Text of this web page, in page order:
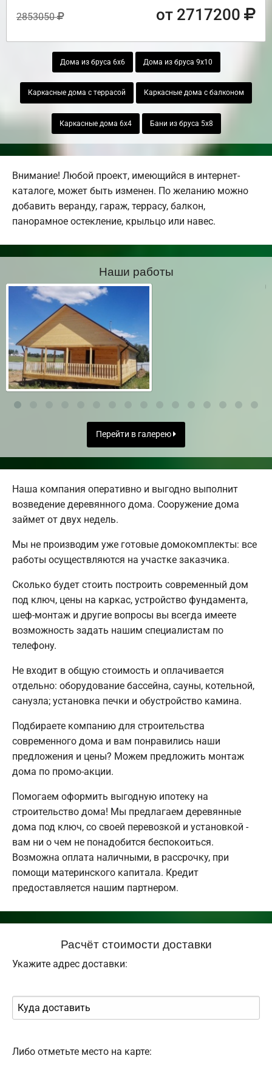
2853050 от 2717200
Дома из бруса 6х6 Дома из бруса 9х10
Каркасные дома с террасой Каркасные дома с балконом
Каркасные дома 6х4 Бани из бруса 5х8
Внимание! Любой проект, имеющийся в интернет-
каталоге, может быть изменен. По желанию можно
добавить веранду, гараж, террасу, балкон,
панорамное остекление, крыльцо или навес.
Наши работы
Перейти в галерею
Наша компания оперативно и выгодно выполнит
возведение деревянного дома. Сооружение дома
займет от двух недель.
Мы не производим уже готовые домокомплекты: все
работы осуществляются на участке заказчика.
Сколько будет стоить построить современный дом
под ключ, цены на каркас, устройство фундамента,
шеф-монтаж и другие вопросы вы всегда имеете
возможность задать нашим специалистам по
телефону.
Не входит в общую стоимость и оплачивается
отдельно: оборудование бассейна, сауны, котельной,
санузла; установка печки и обустройство камина.
Подбираете компанию для строительства
современного дома и вам понравились наши
предложения и цены? Можем предложить монтаж
дома по промо-акции.
Помогаем оформить выгодную ипотеку на
строительство дома! Мы предлагаем деревянные
дома под ключ, со своей перевозкой и установкой -
вам ни о чем не понадобится беспокоиться.
Возможна оплата наличными, в рассрочку, при
помощи материнского капитала. Кредит
предоставляется нашим партнером.
Расчёт стоимости доставки
Укажите адрес доставки:
Либо отметьте место на карте: